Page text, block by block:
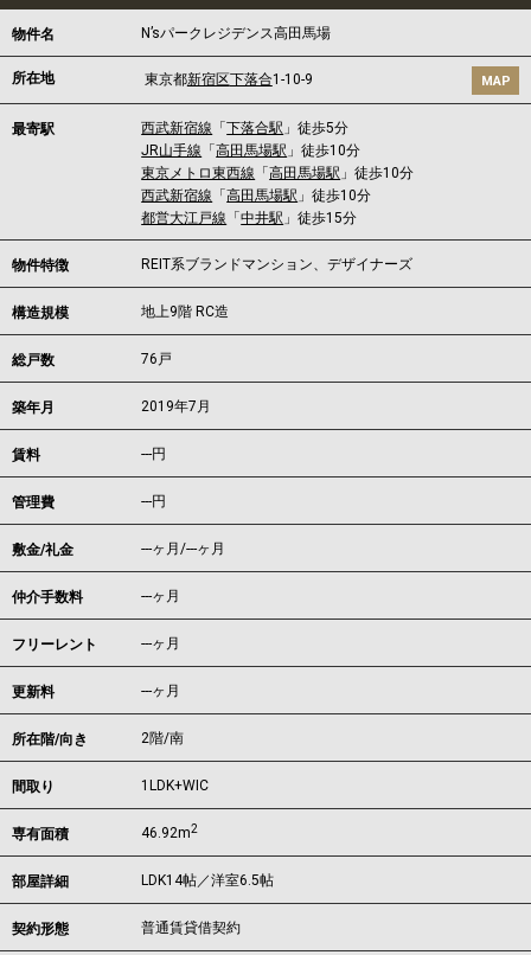
物件名 N’sパークレジデンス高田馬場
所在地 東京都新宿区下落合1-10-9 MAP
最寄駅 西武新宿線 「下落合駅 」徒歩5分
JR山手線 「高田馬場駅 」徒歩10分
東京メトロ東西線 「高田馬場駅 」徒歩10分
西武新宿線 「高田馬場駅 」徒歩10分
都営大江戸線 「中井駅 」徒歩15分
物件特徴 REIT系ブランドマンション、デザイナーズ
構造規模 地上9階 RC造
総戸数 76戸
築年月 2019年7月
賃料 ---円
管理費 ---円
敷金/礼金 ---ヶ月/---ヶ月
仲介手数料 ---ヶ月
フリーレント ---ヶ月
更新料 ---ヶ月
所在階/向き 2階/南
間取り 1LDK+WIC
専有面積 46.92m2
部屋詳細 LDK14帖／洋室6.5帖
契約形態 普通賃貸借契約